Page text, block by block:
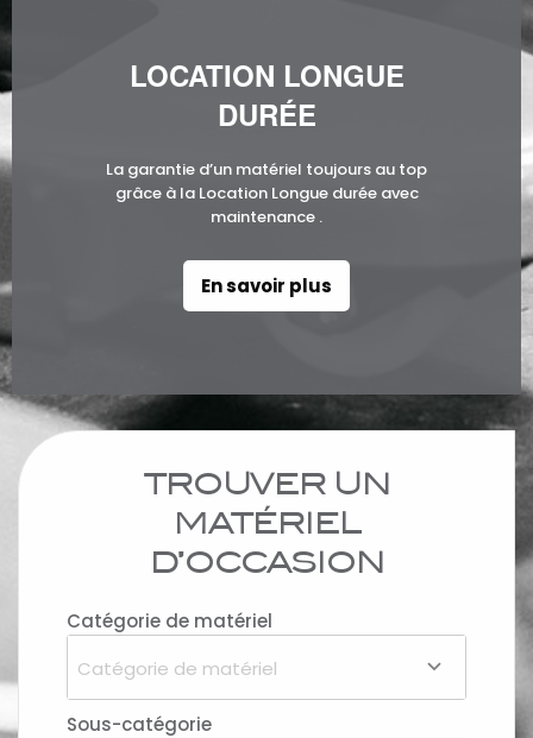
LOCATION LONGUE
DURÉE
La garantie d’un matériel toujours au top
grâce à la Location Longue durée avec
maintenance .
En savoir plus
TROUVER UN
MATÉRIEL
D’OCCASION
Catégorie de matériel
Catégorie de matériel
Sous-catégorie